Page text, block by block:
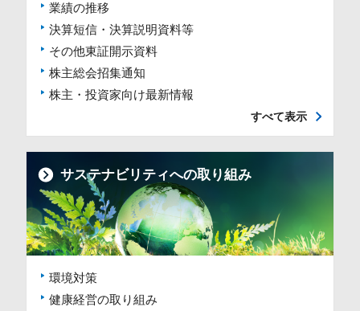
業績の推移
決算短信・決算説明資料等
その他東証開示資料
株主総会招集通知
株主・投資家向け最新情報
すべて表示
サステナビリティへの取り組み
環境対策
健康経営の取り組み